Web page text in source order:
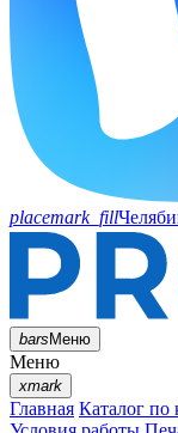
placemark_fill
barsМеню
Меню
xmark
Главная Каталог по